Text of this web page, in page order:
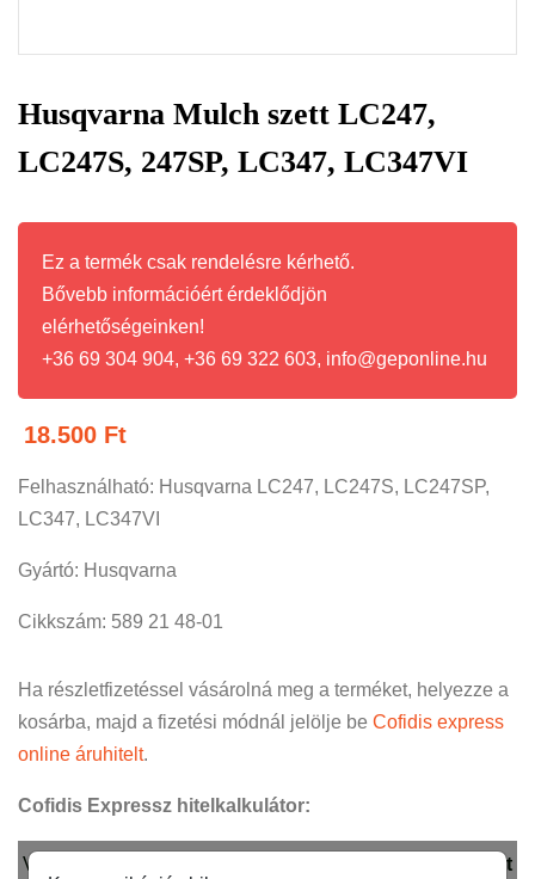
Husqvarna Mulch szett LC247,
LC247S, 247SP, LC347, LC347VI
Ez a termék csak rendelésre kérhető.
Bővebb információért érdeklődjön
elérhetőségeinken!
+36 69 304 904, +36 69 322 603, info@geponline.hu
18.500 Ft
Felhasználható: Husqvarna LC247, LC247S, LC247SP,
LC347, LC347VI
Gyártó: Husqvarna
Cikkszám: 589 21 48-01
Ha részletfizetéssel vásárolná meg a terméket, helyezze a
kosárba, majd a fizetési módnál jelölje be Cofidis express
online áruhitelt.
Cofidis Expressz hitelkalkulátor: